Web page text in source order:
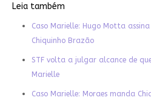
Leia também
Caso Marielle: Hugo Motta
Chiquinho Brazão
STF volta a julgar alcance de
Marielle
Caso Marielle: Moraes manda